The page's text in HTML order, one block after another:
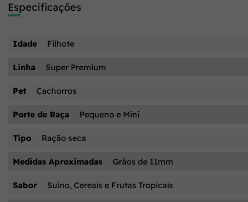
Especificações
Idade Filhote
Linha Super Premium
Pet Cachorros
Porte de Raça Pequeno e Mini
Tipo Ração seca
Medidas Aproximadas Grãos de 11mm
Sabor Suíno, Cereais e Frutas Tropicais